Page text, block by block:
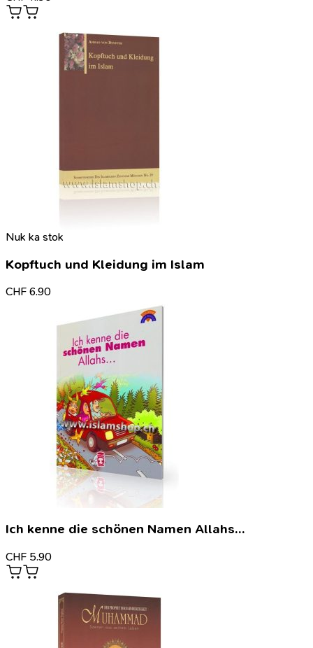
Nuk ka stok
Kopftuch und Kleidung im Islam
CHF 6.90
Ich kenne die schönen Namen Allahs…
CHF 5.90